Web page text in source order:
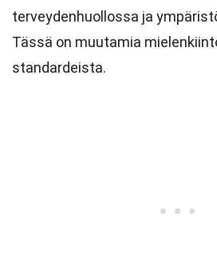
terveydenhuollossa ja
Tässä on muutamia
standardeista.